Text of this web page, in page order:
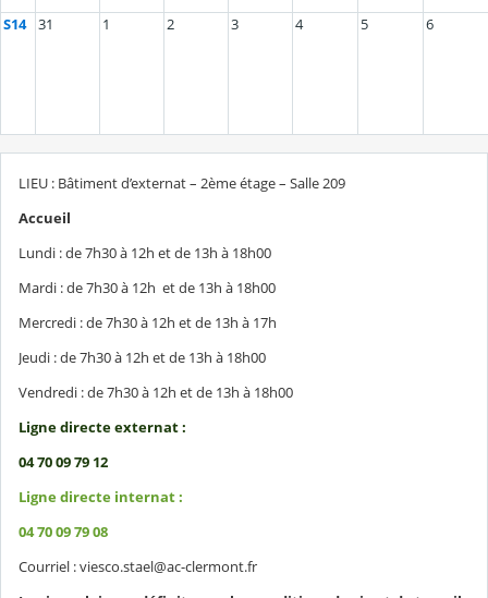
S14 31 1 2 3 4 5 6
LIEU : Bâtiment d’externat – 2ème étage – Salle 209
Accueil
Lundi : de 7h30 à 12h et de 13h à 18h00
Mardi : de 7h30 à 12h et de 13h à 18h00
Mercredi : de 7h30 à 12h et de 13h à 17h
Jeudi : de 7h30 à 12h et de 13h à 18h00
Vendredi : de 7h30 à 12h et de 13h à 18h00
Ligne directe externat :
04 70 09 79 12
Ligne directe internat :
04 70 09 79 08
Courriel : viesco.stael@ac-clermont.fr